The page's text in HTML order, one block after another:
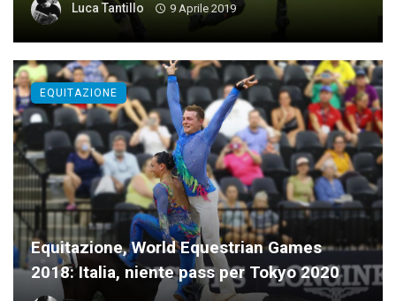
Luca Tantillo 9 Aprile 2019
Equitazione, World Equestrian Games
2018: Italia, niente pass per Tokyo 2020
EQUITAZIONE